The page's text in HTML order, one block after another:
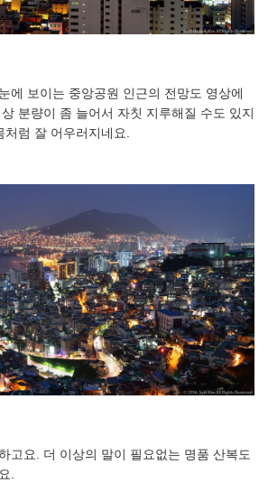
에 보이는 중앙공원 인근의 전망도 영상에
분량이 좀 늘어서 자칫 지루해질 수도 있지
럼 잘 어우러지네요.
고요. 더 이상의 말이 필요없는 명품 산복도
.